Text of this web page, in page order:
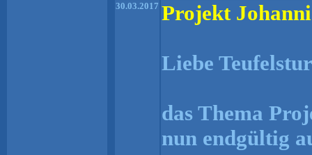
30.03.2017 Projekt
Liebe
das Thema
nun endgültig